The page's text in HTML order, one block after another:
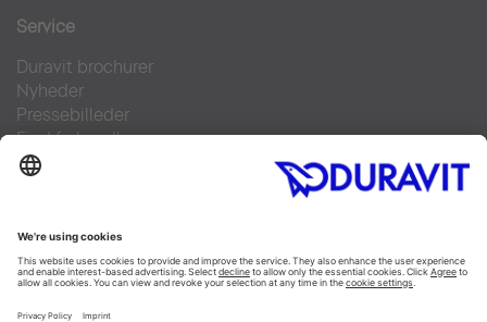
Service
Duravit brochurer
Nyheder
Pressebilleder
Find forhandler
Kontakt
Facebook
Instagram
Pinterest